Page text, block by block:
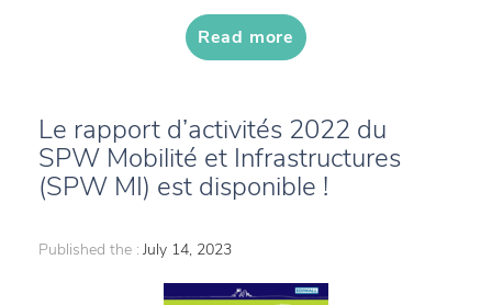
Read more
Le rapport d’activités 2022 du
SPW Mobilité et Infrastructures
(SPW MI) est disponible !
Published the : July 14, 2023